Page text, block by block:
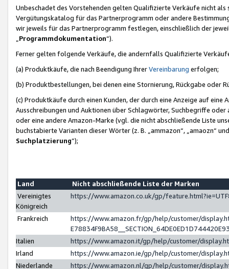
Unbeschadet des Vorstehenden gelten Qualifizierte Verkäufe nicht
Vergütungskatalog für das Partnerprogramm oder andere
wir jeweils für das Partnerprogramm festlegen, einschließlich der
Programmdokumentation“).
Ferner gelten folgende Verkäufe, die andernfalls Qualifizierte
(a) Produktkäufe, die nach Beendigung IhrerVereinbarung erfolgen;
(b) Produktbestellungen, bei denen eine Stornierung, Rückgabe oder
(c) Produktkäufe durch einen Kunden, der durch eine Anzeige auf
Ausschreibungen und Auktionen über Schlagwörter, Suchbegriffe
oder eine andere Amazon-Marke (vgl. die nicht abschließende Liste
buchstabierte Varianten dieser Wörter (z. B. „ammazon“, „amaozn“
Suchplatzierung”);
Land
Nicht abschließende Liste der Marken
Vereinigtes
Königreich
https://www.amazon.co.uk/gp/
Frankreich
https://www.amazon.fr/gp/help/customer/
Italien
https://www.amazon.it/gp/help/customer/
Irland
https://www.amazon.ie/gp/help/customer/
Niederlande
https://www.amazon.nl/gp/help/customer/